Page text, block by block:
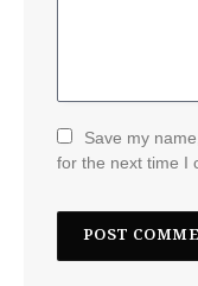
Save my
for the next time I